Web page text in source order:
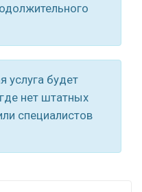
услуга будет
нет штатных
специалистов